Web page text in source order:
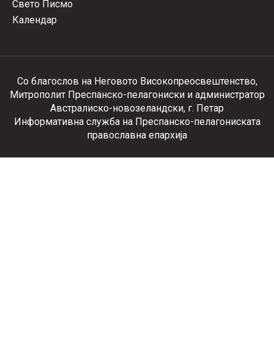
Свето Писмо
Календар
Со благослов на Неговото Високопреосвештенство,
Митрополит Преспанско-пелагониски и администратор
Австралиско-новозеландски, г. Петар
Информативна служба на Преспанско-пелагониската
православна епархија